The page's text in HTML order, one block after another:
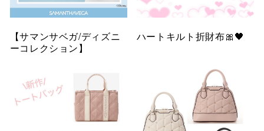
【サマンサベガ/ディズニ
ーコレクション】
ハートキルト折財布🎀🖤